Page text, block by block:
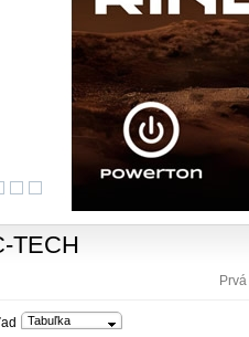
TECH
Prvá
Tabuľka